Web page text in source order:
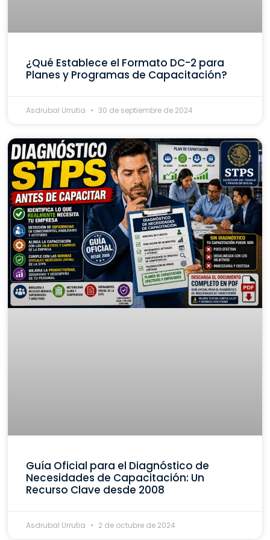
¿Qué Establece el Formato DC-2 para
Planes y Programas de Capacitación?
Asdrubal Urrutia 30 de septiembre de 2024
Guía Oficial para el Diagnóstico de
Necesidades de Capacitación: Un
Recurso Clave desde 2008
Asdrubal Urrutia 2 de octubre de 2024